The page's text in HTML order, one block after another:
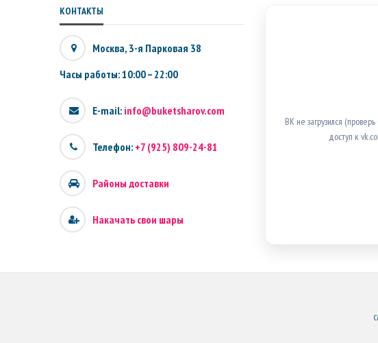
КОНТАКТЫ
Москва, 3-я Парковая 38
Часы работы: 10:00 – 22:00
E-mail: info@buketsharov.com
Телефон: +7 (925) 809-24-81
Районы доставки
Накачать свои шары
ВК не загрузился
доступ к